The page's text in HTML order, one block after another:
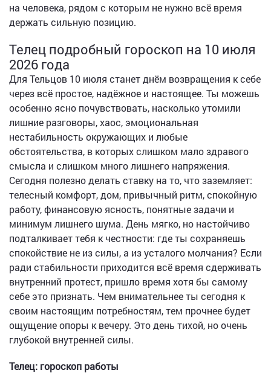
на человека, рядом с которым не нужно всё время
держать сильную позицию.
Телец подробный гороскоп на 10 июля
2026 года
Для Тельцов 10 июля станет днём возвращения к себе
через всё простое, надёжное и настоящее. Ты можешь
особенно ясно почувствовать, насколько утомили
лишние разговоры, хаос, эмоциональная
нестабильность окружающих и любые
обстоятельства, в которых слишком мало здравого
смысла и слишком много лишнего напряжения.
Сегодня полезно делать ставку на то, что заземляет:
телесный комфорт, дом, привычный ритм, спокойную
работу, финансовую ясность, понятные задачи и
минимум лишнего шума. День мягко, но настойчиво
подталкивает тебя к честности: где ты сохраняешь
спокойствие не из силы, а из усталого молчания? Если
ради стабильности приходится всё время сдерживать
внутренний протест, пришло время хотя бы самому
себе это признать. Чем внимательнее ты сегодня к
своим настоящим потребностям, тем прочнее будет
ощущение опоры к вечеру. Это день тихой, но очень
глубокой внутренней силы.
Телец: гороскоп работы